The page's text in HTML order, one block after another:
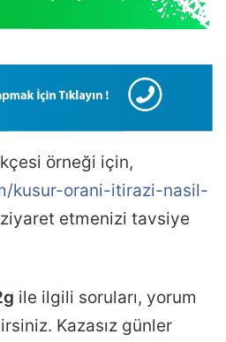
örneği için,
kusur-orani-itirazi-nasil-
ziyaret etmenizi tavsiye
ile ilgili soruları, yorum
Kazasız günler